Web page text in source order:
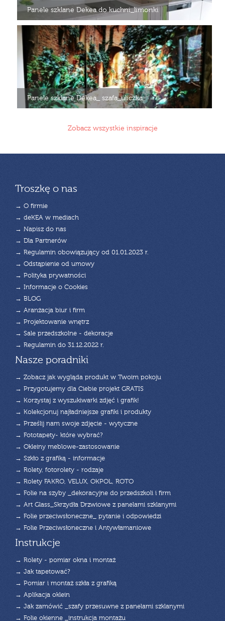
Panele szklane Dekea do kuchni_limonki
Panele szklane Dekea_ szafa_uliczka
Zobacz wszystkie inspiracje
Troszkę o nas
→ O firmie
→ deKEA w mediach
→ Napisz do nas
→ Dla Partnerów
→ Regulamin obowiązujący od 01.01.2023 r.
→ Odstąpienie od umowy
→ Polityka prywatności
→ Informacje o Cookies
→ BLOG
→ Aranżacja biur i firm
→ Projektowanie wnętrz
→ Sale przedszkolne - dekoracje
→ Regulamin do 31.12.2022 r.
Nasze poradniki
→ Zobacz jak wygląda produkt w Twoim pokoju
→ Przygotujemy dla Ciebie projekt GRATIS
→ Korzystaj z wyszukiwarki zdjęć i grafik!
→ Kolekcjonuj najładniejsze grafiki i produkty
→ Prześlij nam swoje zdjęcie - wytyczne
→ Fototapety- które wybrać?
→ Okleiny meblowe-zastosowanie
→ Szkło z grafiką - informacje
→ Rolety, fotorolety - rodzaje
→ Rolety FAKRO, VELUX, OKPOL, ROTO
→ Folie na szyby _dekoracyjne do przedszkoli i firm
→ Art Glass_Skrzydła Drzwiowe z panelami szklanymi
→ Folie przeciwsłoneczne_ pytanie i odpowiedzi
→ Folie Przeciwsłoneczne i Antywłamaniowe
Instrukcje
→ Rolety - pomiar okna i montaż
→ Jak tapetować?
→ Pomiar i montaż szkła z grafiką
→ Aplikacja oklein
→ Jak zamówić _szafy przesuwne z panelami szklanymi
→ Folie okienne _instrukcja montażu